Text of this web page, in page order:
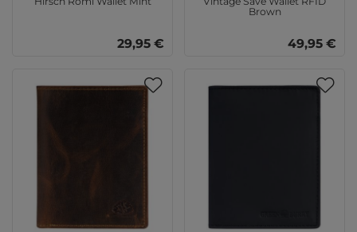
29,95 €
Brown
49,95 €